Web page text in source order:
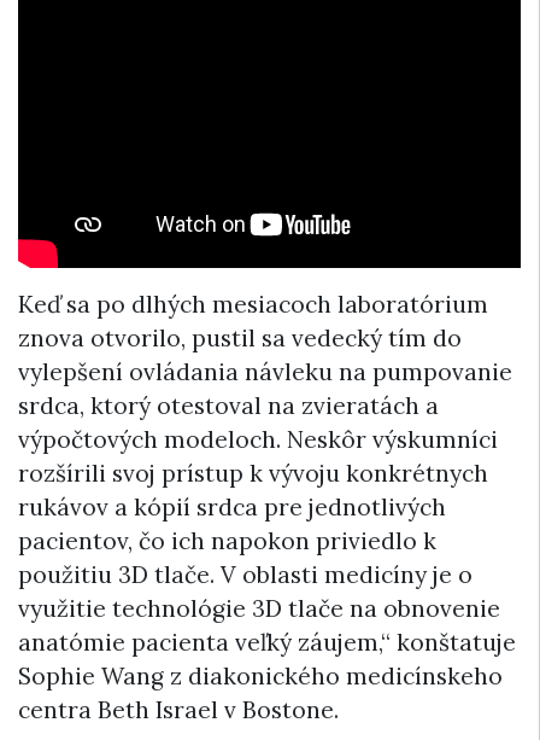
Keď sa po dlhých mesiacoch laboratórium
znova otvorilo, pustil sa vedecký tím do
vylepšení ovládania návleku na pumpovanie
srdca, ktorý otestoval na zvieratách a
výpočtových modeloch. Neskôr výskumníci
rozšírili svoj prístup k vývoju konkrétnych
rukávov a kópií srdca pre jednotlivých
pacientov, čo ich napokon priviedlo k
použitiu 3D tlače. V oblasti medicíny je o
využitie technológie 3D tlače na obnovenie
anatómie pacienta veľký záujem,“ konštatuje
Sophie Wang z diakonického medicínskeho
centra Beth Israel v Bostone.